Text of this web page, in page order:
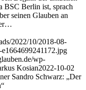
BSC Berlin ist, sprach
seinen Glauben an
2022/10/2018-08-
wp-
Kosian2022-10-02
Sandro Schwarz: „Der